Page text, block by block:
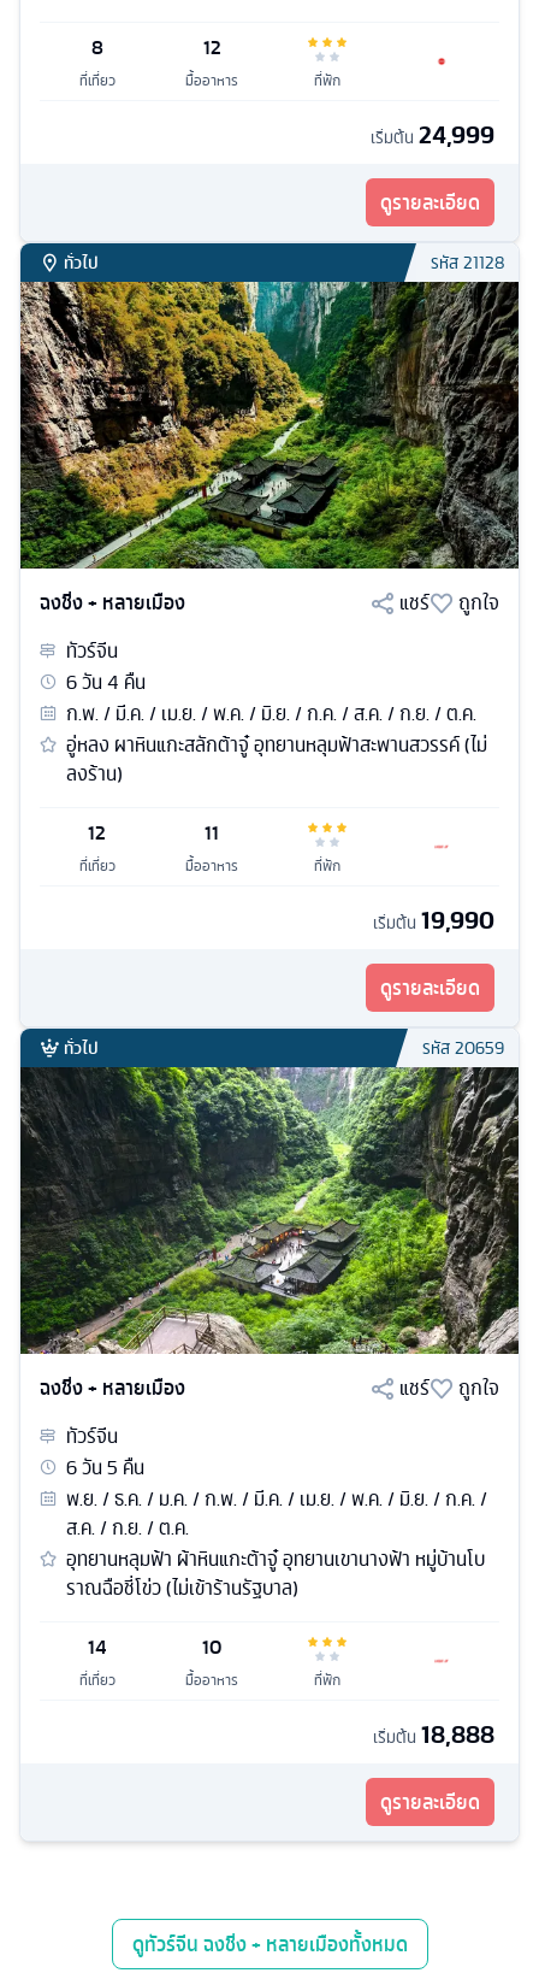
8
ที่เที่ยว
12
มื้ออาหาร ที่พัก
เริ่มต้น 24,999
ดูรายละเอียด
ทั่วไป รหัส21128
ฉงชิ่ง + หลายเมือง แชร์
ถูกใจ
ทัวร์จีน
6วัน4 คืน
ก.พ. / มี.ค. / เม.ย. / พ.ค. / มิ.ย. / ก.ค. / ส.ค. / ก.ย. / ต.ค.
อู่หลง ผาหินแกะสลักต้าจู๋ อุทยานหลุมฟ้าสะพานสวรรค์ (ไม่
ลงร้าน)
12
ที่เที่ยว
11
มื้ออาหาร ที่พัก
เริ่มต้น 19,990
ดูรายละเอียด
ทั่วไป รหัส20659
ฉงชิ่ง + หลายเมือง แชร์
ถูกใจ
ทัวร์จีน
6วัน5 คืน
พ.ย. / ธ.ค. / ม.ค. / ก.พ. / มี.ค. / เม.ย. / พ.ค. / มิ.ย. / ก.ค. /
ส.ค. / ก.ย. / ต.ค.
อุทยานหลุมฟ้า ผ้าหินแกะต้าจู๋ อุทยานเขานางฟ้า หมู่บ้านโบ
ราณฉือชี่โข่ว (ไม่เข้าร้านรัฐบาล)
14
ที่เที่ยว
10
มื้ออาหาร ที่พัก
เริ่มต้น 18,888
ดูรายละเอียด
ดูทัวร์จีน ฉงชิ่ง + หลายเมืองทั้งหมด